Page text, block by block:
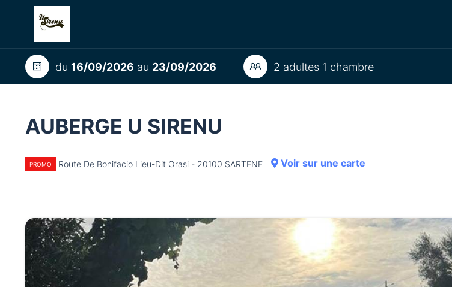
du 16/09/2026 au 23/09/2026 2 adultes 1 chambre
AUBERGE U SIRENU
PROMO Route De Bonifacio Lieu-Dit Orasi - 20100 SARTENE Voir sur une carte